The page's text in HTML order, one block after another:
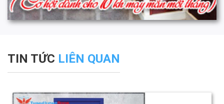
TIN TỨC LIÊN QUAN